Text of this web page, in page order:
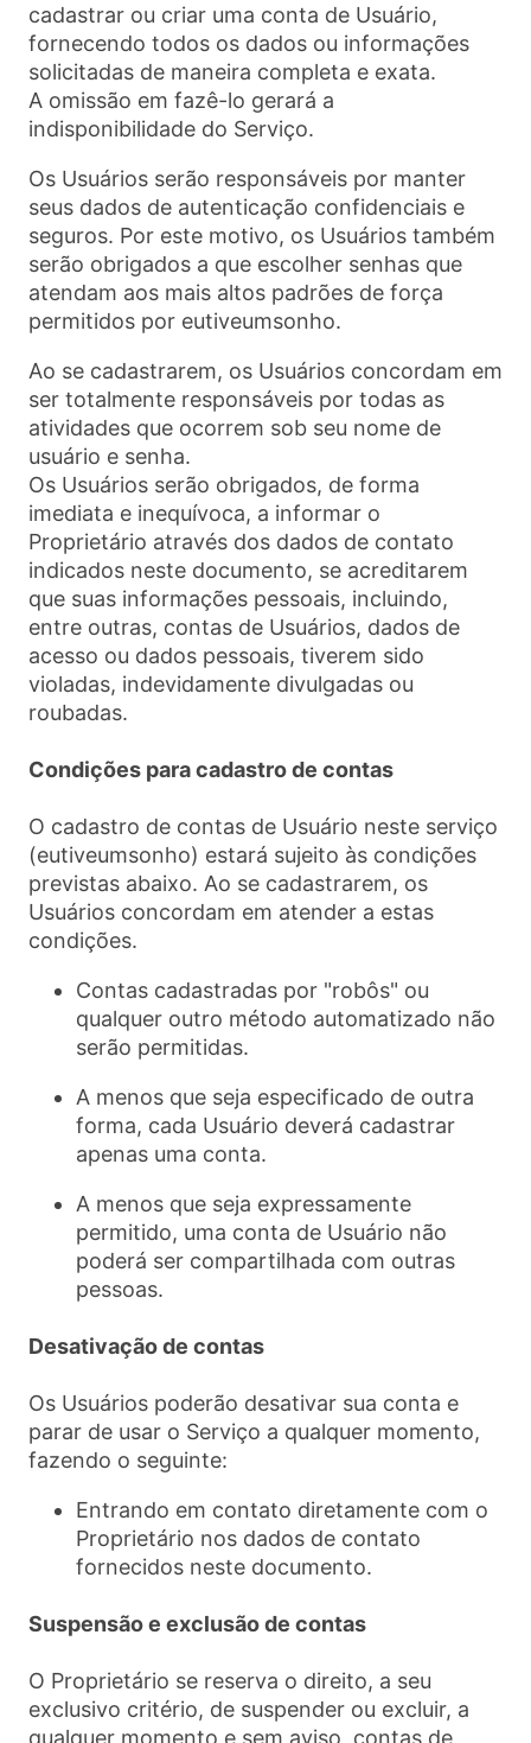
cadastrar ou criar uma conta de Usuário,
fornecendo todos os dados ou informações
solicitadas de maneira completa e exata.
A omissão em fazê-lo gerará a
indisponibilidade do Serviço.
Os Usuários serão responsáveis por manter
seus dados de autenticação confidenciais e
seguros. Por este motivo, os Usuários também
serão obrigados a que escolher senhas que
atendam aos mais altos padrões de força
permitidos por eutiveumsonho.
Ao se cadastrarem, os Usuários concordam em
ser totalmente responsáveis por todas as
atividades que ocorrem sob seu nome de
usuário e senha.
Os Usuários serão obrigados, de forma
imediata e inequívoca, a informar o
Proprietário através dos dados de contato
indicados neste documento, se acreditarem
que suas informações pessoais, incluindo,
entre outras, contas de Usuários, dados de
acesso ou dados pessoais, tiverem sido
violadas, indevidamente divulgadas ou
roubadas.
Condições para cadastro de contas
O cadastro de contas de Usuário neste serviço
(eutiveumsonho) estará sujeito às condições
previstas abaixo. Ao se cadastrarem, os
Usuários concordam em atender a estas
condições.
Contas cadastradas por "robôs" ou
qualquer outro método automatizado não
serão permitidas.
A menos que seja especificado de outra
forma, cada Usuário deverá cadastrar
apenas uma conta.
A menos que seja expressamente
permitido, uma conta de Usuário não
poderá ser compartilhada com outras
pessoas.
Desativação de contas
Os Usuários poderão desativar sua conta e
parar de usar o Serviço a qualquer momento,
fazendo o seguinte:
Entrando em contato diretamente com o
Proprietário nos dados de contato
fornecidos neste documento.
Suspensão e exclusão de contas
O Proprietário se reserva o direito, a seu
exclusivo critério, de suspender ou excluir, a
qualquer momento e sem aviso, contas de